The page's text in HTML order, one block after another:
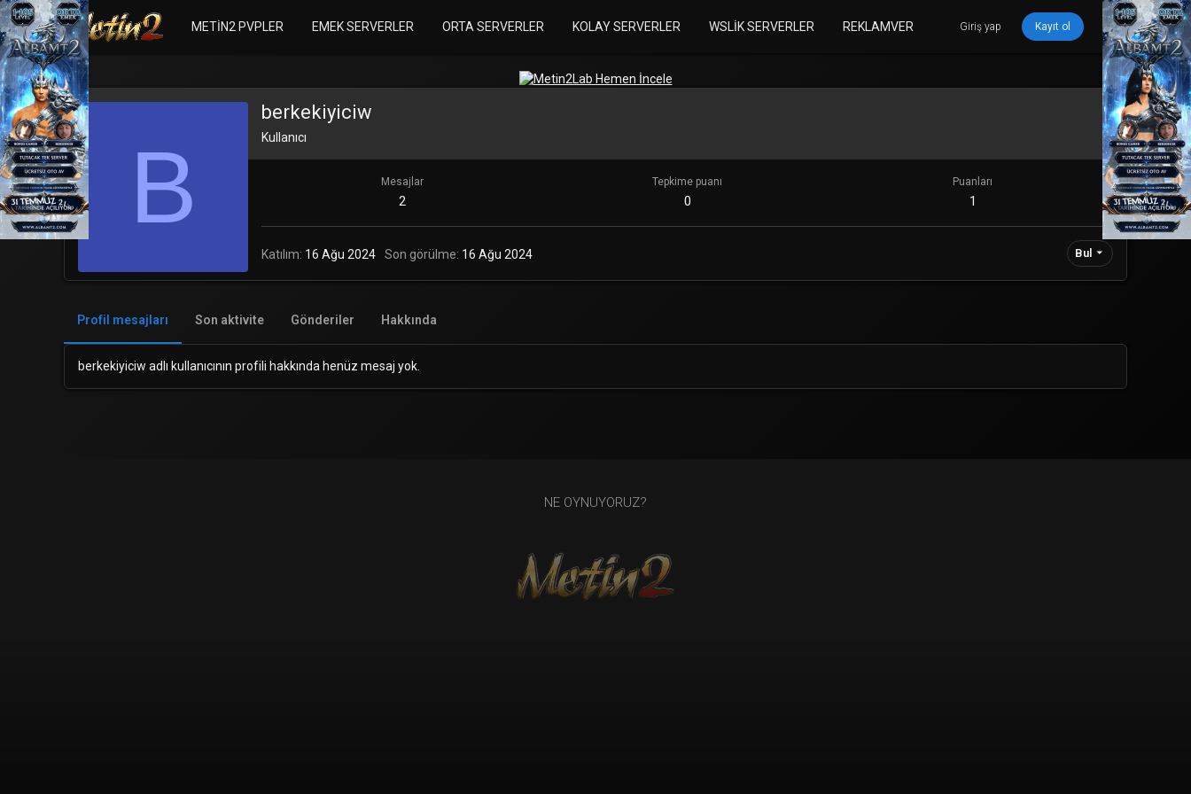
METIN2 PVPLER EMEK SERVERLER ORTA SERVERLER KOLAY SERVERLER WSLIK SERVERLER REKLAMVER Giriş yap Kayıt ol
B
berkekiyiciw
Kullanıcı
Mesajlar
2
Tepkime puanı
0
Puanları
1
Katılım 16 Ağu 2024 Son görülme 16 Ağu 2024 Bul
Profil mesajları Son aktivite Gönderiler Hakkında
berkekiyiciw adlı kullanıcının profili hakkında henüz mesaj yok.
NE OYNUYORUZ?